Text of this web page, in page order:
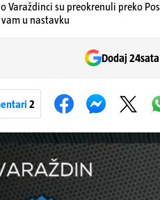
Varaždinci su preokrenuli preko
u nastavku
Dodaj
2